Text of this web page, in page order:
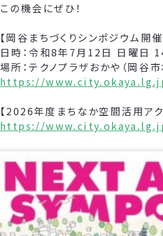
この機会にぜひ！
【岡谷まちづくりシンポジウム開催
日時：令和8年7月12日 日曜日
場所：テクノプラザおかや（岡谷
https://
【2026年度まちなか空間活用ア
https://